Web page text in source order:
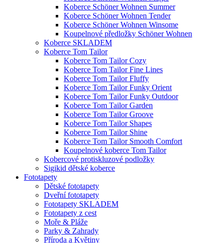
Koberce Schöner Wohnen Summer
Koberce Schöner Wohnen Tender
Koberce Schöner Wohnen Winsome
Koupelnové předložky Schöner Wohnen
Koberce SKLADEM
Koberce Tom Tailor
Koberce Tom Tailor Cozy
Koberce Tom Tailor Fine Lines
Koberce Tom Tailor Fluffy
Koberce Tom Tailor Funky Orient
Koberce Tom Tailor Funky Outdoor
Koberce Tom Tailor Garden
Koberce Tom Tailor Groove
Koberce Tom Tailor Shapes
Koberce Tom Tailor Shine
Koberce Tom Tailor Smooth Comfort
Koupelnové koberce Tom Tailor
Kobercové protiskluzové podložky
Sigikid dětské koberce
Fototapety
Dětské fototapety
Dveřní fototapety
Fototapety SKLADEM
Fototapety z cest
Moře & Pláže
Parky & Zahrady
Příroda a Květiny